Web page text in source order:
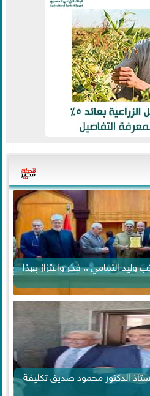
وليد التمامي .. فخر واعتزاز بهذا
الدكتور محمود صديق تكليفة